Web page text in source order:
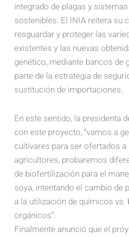
integrado de plagas y
sostenibles. El INIA reitera su
resguardar y proteger las
existentes y las nuevas
genético, mediante bancos de
parte de la estrategia de
sustitución de importaciones.
En este sentido, la presidenta
con este proyecto, “vamos a
cultivares para ser ofertados a
agricultores, probaremos
de biofertilización para el
soya, intentando el cambio de
a la utilización de químicos
orgánicos”.
Finalmente anunció que el